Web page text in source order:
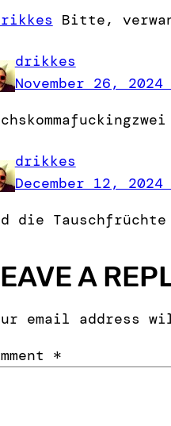
Bitte,
drikkes
November 26,
drikkes
December 12,
die
A
email address
*